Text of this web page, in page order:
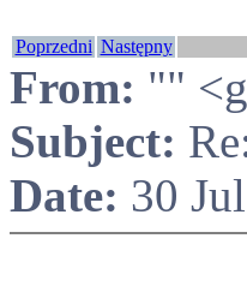
Poprzedni Następny
From: ""
Subject:
Date: 30